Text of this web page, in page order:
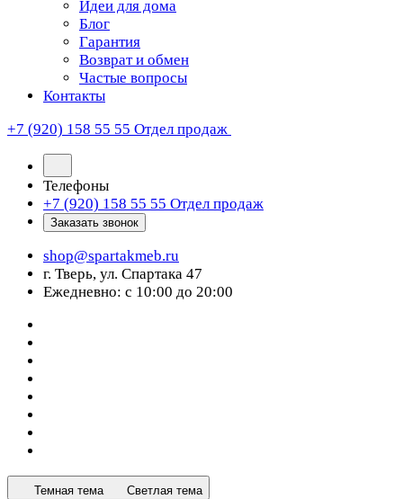
Идеи для дома
Блог
Гарантия
Возврат и обмен
Частые вопросы
Контакты
+7 (920) 158 55 55 Отдел продаж
Телефоны
+7 (920) 158 55 55 Отдел продаж
Заказать звонок
shop@spartakmeb.ru
г. Тверь, ул. Спартака 47
Ежедневно: с 10:00 до 20:00
Темная тема Светлая тема